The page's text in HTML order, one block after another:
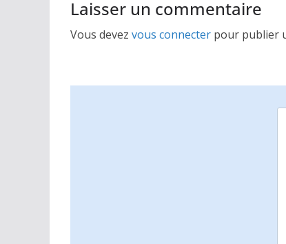
Laisser un commentaire
Vous devez vous connecter pour publier